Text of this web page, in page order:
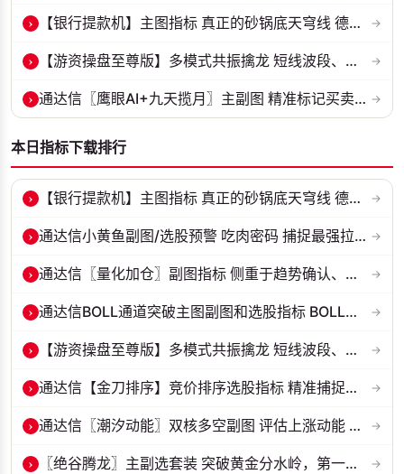
› 【银行提款机】主图指标 真正的砂锅底天穹线 德某通要价10万的主图核心... →
› 【游资操盘至尊版】多模式共振擒龙 短线波段、低位抄底、游资启动行情量... →
› 通达信〖鹰眼AI+九天揽月〗主副图 精准标记买卖拐点 九维因子共振过滤杂... →
本日指标下载排行
› 【银行提款机】主图指标 真正的砂锅底天穹线 德某通要价10万的主图核心... →
› 通达信小黄鱼副图/选股预警 吃肉密码 捕捉最强拉升段 源码 贴图 →
› 通达信〖量化加仓〗副图指标 侧重于趋势确认、量能配合与高低位反转信号... →
› 通达信BOLL通道突破主图副图和选股指标 BOLL通达突破追踪主力动向 源码... →
› 【游资操盘至尊版】多模式共振擒龙 短线波段、低位抄底、游资启动行情量... →
› 通达信【金刀排序】竞价排序选股指标 精准捕捉强势首板 源码 贴图 →
› 通达信〖潮汐动能〗双核多空副图 评估上涨动能 量化判断多空力量的强弱... →
› 〖绝谷腾龙〗主副选套装 突破黄金分水岭，第一根跳空金手指全套战法 →